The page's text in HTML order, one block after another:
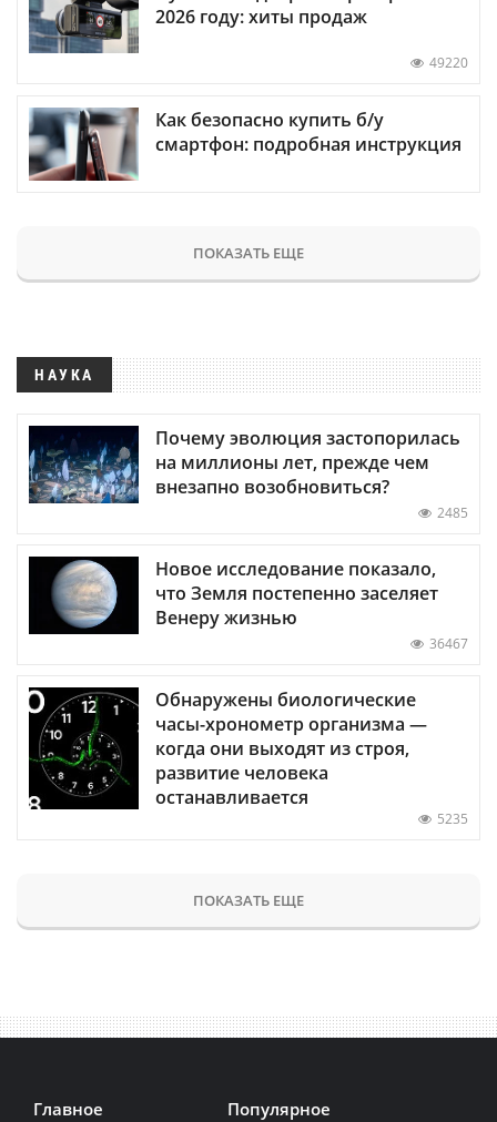
2026 году: хиты продаж
49220
Как безопасно купить б/у
смартфон: подробная инструкция
ПОКАЗАТЬ ЕЩЕ
НАУКА
Почему эволюция застопорилась
на миллионы лет, прежде чем
внезапно возобновиться?
2485
Новое исследование показало,
что Земля постепенно заселяет
Венеру жизнью
36467
Обнаружены биологические
часы-хронометр организма —
когда они выходят из строя,
развитие человека
останавливается
5235
ПОКАЗАТЬ ЕЩЕ
Главное Популярное